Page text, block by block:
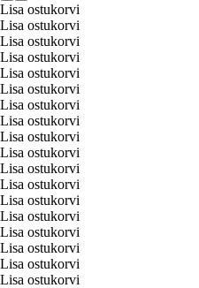
Lisa ostukorvi
Lisa ostukorvi
Lisa ostukorvi
Lisa ostukorvi
Lisa ostukorvi
Lisa ostukorvi
Lisa ostukorvi
Lisa ostukorvi
Lisa ostukorvi
Lisa ostukorvi
Lisa ostukorvi
Lisa ostukorvi
Lisa ostukorvi
Lisa ostukorvi
Lisa ostukorvi
Lisa ostukorvi
Lisa ostukorvi
Lisa ostukorvi